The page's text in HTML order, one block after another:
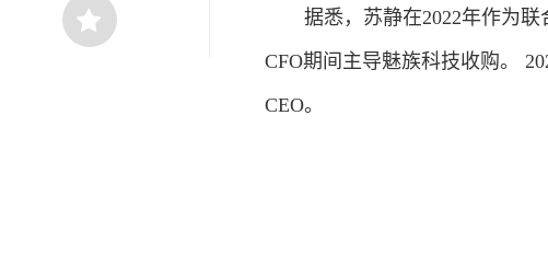
据悉，苏静在2022年作为联
CFO期间主导魅族科技收购。
CEO。